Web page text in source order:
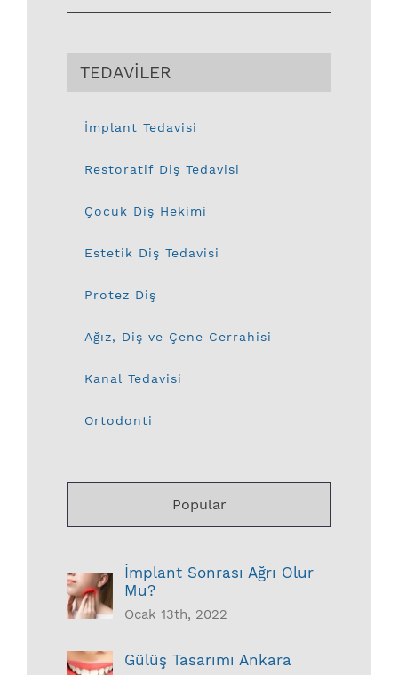
TEDAVİLER
İmplant Tedavisi
Restoratif Diş Tedavisi
Çocuk Diş Hekimi
Estetik Diş Tedavisi
Protez Diş
Ağız, Diş ve Çene Cerrahisi
Kanal Tedavisi
Ortodonti
Popular
İmplant Sonrası Ağrı Olur
Mu?
Ocak 13th, 2022
Gülüş Tasarımı Ankara